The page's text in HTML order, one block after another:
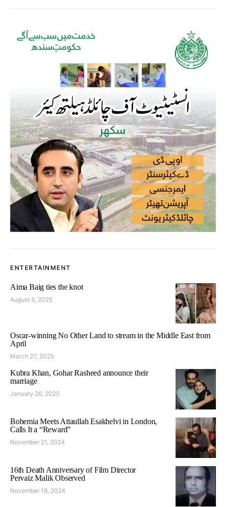
ENTERTAINMENT
Aima Baig ties the knot
August 6, 2025
Oscar-winning No Other Land to stream in the Middle East from
April
March 27, 2025
Kubra Khan, Gohar Rasheed announce their
marriage
January 26, 2025
Bohemia Meets Attaullah Esakhelvi in London,
Calls It a “Reward”
November 21, 2024
16th Death Anniversary of Film Director
Pervaiz Malik Observed
November 18, 2024